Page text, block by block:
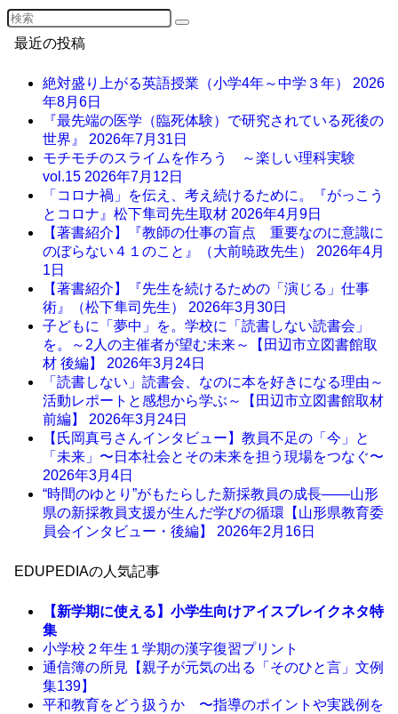
最近の投稿
絶対盛り上がる英語授業（小学4年～中学３年） 2026
年8月6日
『最先端の医学（臨死体験）で研究されている死後の
世界』 2026年7月31日
モチモチのスライムを作ろう ～楽しい理科実験
vol.15 2026年7月12日
「コロナ禍」を伝え、考え続けるために。『がっこう
とコロナ』松下隼司先生取材 2026年4月9日
【著書紹介】『教師の仕事の盲点 重要なのに意識に
のぼらない４１のこと』（大前暁政先生） 2026年4月
1日
【著書紹介】『先生を続けるための「演じる」仕事
術』（松下隼司先生） 2026年3月30日
子どもに「夢中」を。学校に「読書しない読書会」
を。～2人の主催者が望む未来～【田辺市立図書館取
材 後編】 2026年3月24日
「読書しない」読書会、なのに本を好きになる理由～
活動レポートと感想から学ぶ～【田辺市立図書館取材
前編】 2026年3月24日
【氏岡真弓さんインタビュー】教員不足の「今」と
「未来」〜日本社会とその未来を担う現場をつなぐ〜
2026年3月4日
“時間のゆとり”がもたらした新採教員の成長――山形
県の新採教員支援が生んだ学びの循環【山形県教育委
員会インタビュー・後編】 2026年2月16日
EDUPEDIAの人気記事
【新学期に使える】小学生向けアイスブレイクネタ特
集
小学校２年生１学期の漢字復習プリント
通信簿の所見【親子が元気の出る「そのひと言」文例
集139】
平和教育をどう扱うか 〜指導のポイントや実践例を